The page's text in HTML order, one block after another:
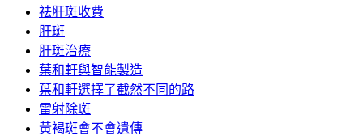
祛肝斑收費
肝斑
肝斑治療
葉和軒與智能製造
葉和軒選擇了截然不同的路
雷射除斑
黃褐斑會不會遺傳